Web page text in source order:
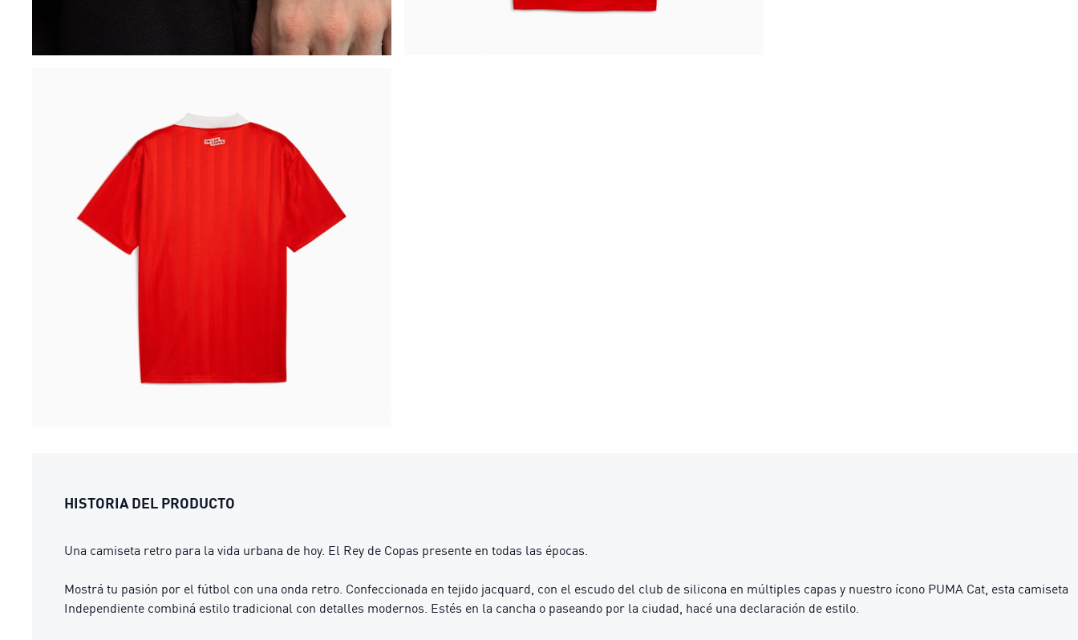
HISTORIA DEL PRODUCTO
Una camiseta retro para la vida urbana de hoy. El Rey de Copas presente en todas las épocas.
Mostrá tu pasión por el fútbol con una onda retro. Confeccionada en tejido jacquard, con el escudo del club de silicona en múltiples capas y nuestro ícono PUMA Cat, esta camiseta
Independiente combiná estilo tradicional con detalles modernos. Estés en la cancha o paseando por la ciudad, hacé una declaración de estilo.